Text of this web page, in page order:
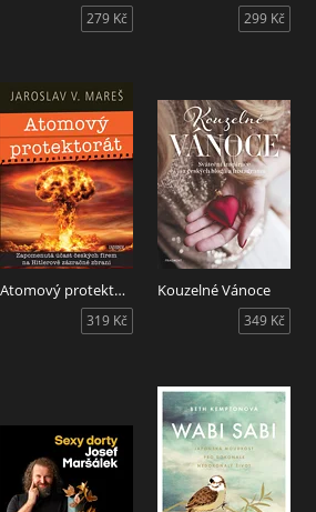
279 Kč 299 Kč
Atomový protektorát
319 Kč
Kouzelné Vánoce
349 Kč